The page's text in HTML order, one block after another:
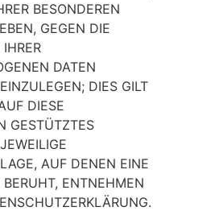
BESONDEREN
GEGEN DIE
DATEN
DIES GILT
DIESE
GESTÜTZTES
AUF DENEN EINE
ENTNEHMEN